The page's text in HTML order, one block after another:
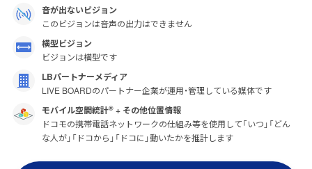
音が出ないビジョン
このビジョンは音声の出力はできません
横型ビジョン
ビジョンは横型です
LBパートナーメディア
LIVE BOARDのパートナー企業が運用・管理している媒体です
モバイル空間統計®+ その他位置情報
ドコモの携帯電話ネットワークの仕組み等を使用して「いつ」「どん
な人が」「ドコから」「ドコに」動いたかを推計します